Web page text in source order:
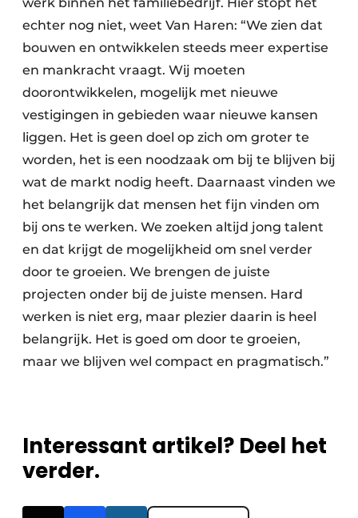
echter nog niet, weet Van ­Haren: “We zien dat
bouwen en ontwikkelen steeds meer expertise
en mankracht vraagt. Wij moeten
doorontwikkelen, mogelijk met nieuwe
vestigingen in gebieden waar nieuwe kansen
liggen. Het is geen doel op zich om groter te
worden, het is een noodzaak om bij te blijven bij
wat de markt nodig heeft. Daarnaast vinden we
het belangrijk dat mensen het fijn vinden om
bij ons te werken. We zoeken altijd jong talent
en dat krijgt de mogelijkheid om snel verder
door te groeien. We brengen de juiste
projecten onder bij de juiste mensen. Hard
werken is niet erg, maar plezier daarin is heel
belangrijk. Het is goed om door te groeien,
maar we blijven wel compact en pragmatisch.”
Interessant artikel? Deel het
verder.